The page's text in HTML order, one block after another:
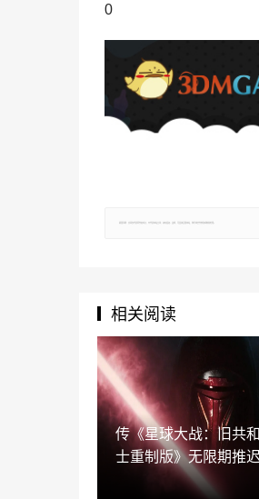
0
相关阅读
传《星球大战：旧共
士重制版》无限期推迟